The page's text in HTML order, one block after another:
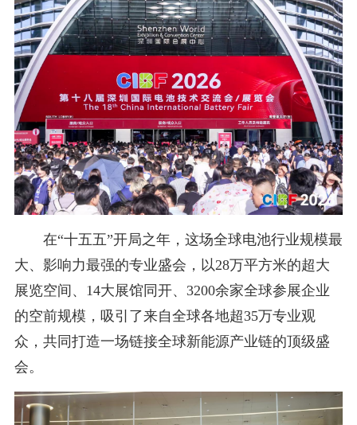
在“十五五”开局之年，这场全球电池行业规模最
大、影响力最强的专业盛会，以28万平方米的超大
展览空间、14大展馆同开、3200余家全球参展企业
的空前规模，吸引了来自全球各地超35万专业观
众，共同打造一场链接全球新能源产业链的顶级盛
会。